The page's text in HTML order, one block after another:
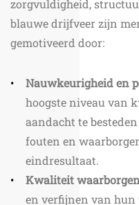
zorgvuldigheid,
blauwe drijfveer zijn
gemotiveerd door:
Nauwkeurigheid en
hoogste niveau van
aandacht te
fouten en
eindresultaat.
Kwaliteit
en verfijnen van hun